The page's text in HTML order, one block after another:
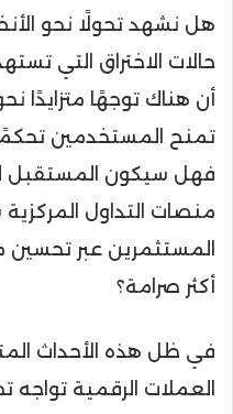
هل نشهد تحولًا نحو
حالات الاختراق التي
أن هناك توجهًا متزايدًا
تمنح المستخدمين
فهل سيكون المستقبل
منصات التداول
المستثمرين عبر تحسين
أكثر صرامة؟
في ظل هذه الأحداث
العملات الرقمية تواجه